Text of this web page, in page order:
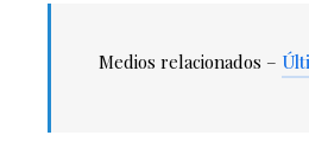
Medios relacionados –